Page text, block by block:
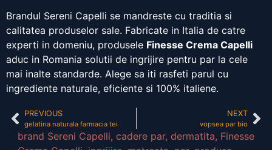
Brandul Sereni Capelli se mandreste cu traditia si
calitatea produselor sale. Fabricate in Italia de catre
experti in domeniu, produsele Finesse Crema Capelli
aduc in Romania solutii de ingrijire pentru par la cele
mai inalte standarde. Alege sa iti rasfeti parul cu
ingrediente naturale, eficiente si 100% italiene.
PREVIOUS
gelatina naturala farmacia tei
NEXT
vopsea par bio
brand Sereni Capelli, cadere par, dermatita, Finesse